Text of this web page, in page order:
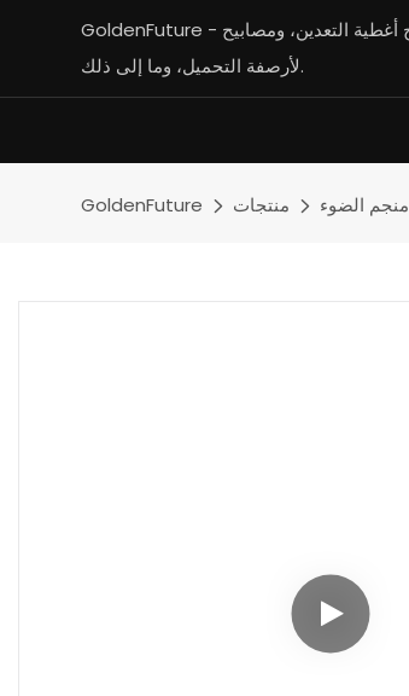
GoldenFuture - الشركة الرائدة في تصنيع مصابيح التعدين بما في ذلك مصابيح أغطية التعدين، ومصابيح LED المقاومة للانفجار، ومصابيح LED
لأرصفة التحميل، وما إلى ذلك.
GoldenFuture منتجات منجم الضوء